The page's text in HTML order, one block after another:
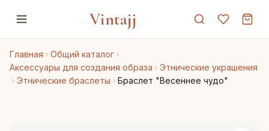
Vintajj
Главная
Общий каталог
Аксессуары для создания образа
Этнические украшения
Этнические браслеты
Браслет "Весеннее чудо"